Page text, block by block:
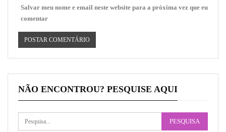
Salvar meu nome e email neste website para a próxima vez que eu
comentar
NÃO ENCONTROU? PESQUISE AQUI